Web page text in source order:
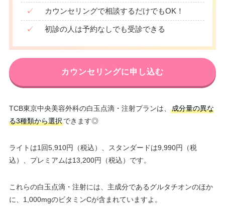
✓ カウンセリングで相談するだけでもOK！
✓ 初診の人は予約なしでも受診できる
カウンセリングに申し込む
TCB東京中央美容外科の白玉点滴・注射プランは、
成分量の異な
る3種類から選択できます◎
ライトは1回5,910円（税込）、スタンダードは9,990円（税
込）、プレミアムは13,200円（税込）です。
これらの白玉点滴・注射には、主成分であるグルタチオンのほか
に、1,000mgのビタミンCが含まれていますよ。